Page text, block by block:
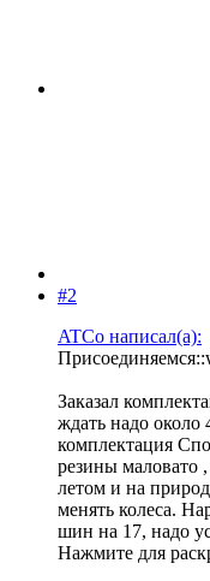
#2
ATCo написал(а):
Заказал
ждать надо около
комплектация
резины маловато
летом и на
менять колеса.
шин на 17, надо
Нажмите для